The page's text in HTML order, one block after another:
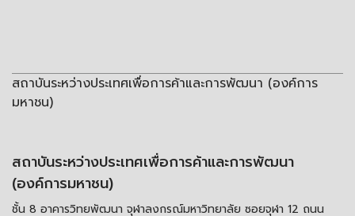
สถาบันระหว่างประเทศเพื่อการค้าและการพัฒนา (องค์การ
มหาชน)
สถาบันระหว่างประเทศเพื่อการค้าและการพัฒนา
(องค์การมหาชน)
ชั้น 8 อาคารวิทยพัฒนา จุฬาลงกรณ์มหาวิทยาลัย ซอยจุฬา 12 ถนน